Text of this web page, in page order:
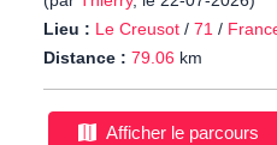
Lieu : Le Creusot / 71 /
Distance : 79.06 km
Afficher le parcours